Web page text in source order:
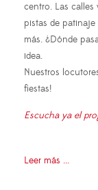
centro. Las calles
pistas de
más. ¿Dónde
idea.
Nuestros
fiestas!
Escucha ya el
Leer más ...